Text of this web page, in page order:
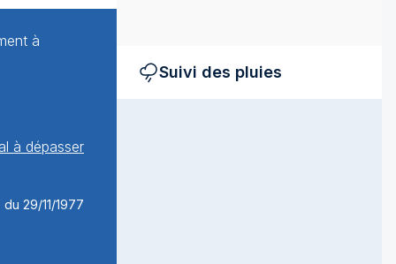
à
à dépasser
Suivi des pluies